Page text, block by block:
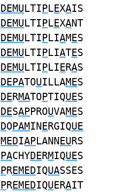
DEMULTIPLEXAIS
DEMULTIPLEXANT
DEMULTIPLIAMES
DEMULTIPLIATES
DEMULTIPLIERAS
DEPATOUILLAMES
DERMATOPTIQUES
DESAPPROUVAMES
DOPAMINERGIQUE
MEDIAPLANNEURS
PACHYDERMIQUES
PREMEDIQUASSES
PREMEDIQUERAIT